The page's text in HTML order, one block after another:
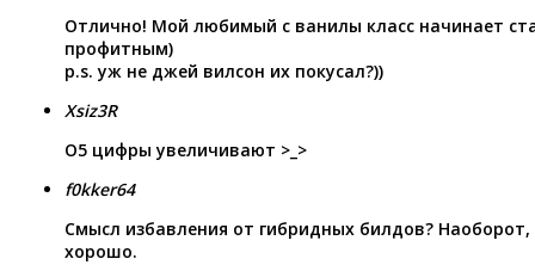
Отлично! Мой любимый с ванилы класс начинает
профитным)
p.s. уж не джей вилсон их покусал?))
Xsiz3R
О5 цифры увеличивают >_>
f0kker64
Смысл избавления от гибридных билдов? Наоборот,
хорошо.